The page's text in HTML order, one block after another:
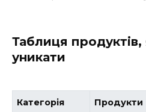
Таблиця продуктів,
уникати
Категорія Продукти